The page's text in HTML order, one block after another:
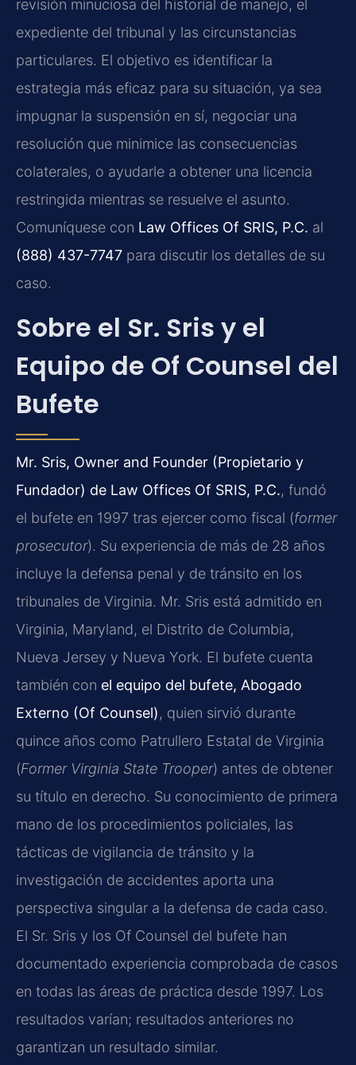
revisión minuciosa del historial de manejo, el
expediente del tribunal y las circunstancias
particulares. El objetivo es identificar la
estrategia más eficaz para su situación, ya sea
impugnar la suspensión en sí, negociar una
resolución que minimice las consecuencias
colaterales, o ayudarle a obtener una licencia
restringida mientras se resuelve el asunto.
Comuníquese con Law Offices Of SRIS, P.C. al
(888) 437-7747 para discutir los detalles de su
caso.
Sobre el Sr. Sris y el
Equipo de Of Counsel del
Bufete
Mr. Sris, Owner and Founder (Propietario y
Fundador) de Law Offices Of SRIS, P.C., fundó
el bufete en 1997 tras ejercer como fiscal (former
prosecutor). Su experiencia de más de 28 años
incluye la defensa penal y de tránsito en los
tribunales de Virginia. Mr. Sris está admitido en
Virginia, Maryland, el Distrito de Columbia,
Nueva Jersey y Nueva York. El bufete cuenta
también con el equipo del bufete, Abogado
Externo (Of Counsel), quien sirvió durante
quince años como Patrullero Estatal de Virginia
(Former Virginia State Trooper) antes de obtener
su título en derecho. Su conocimiento de primera
mano de los procedimientos policiales, las
tácticas de vigilancia de tránsito y la
investigación de accidentes aporta una
perspectiva singular a la defensa de cada caso.
El Sr. Sris y los Of Counsel del bufete han
documentado experiencia comprobada de casos
en todas las áreas de práctica desde 1997. Los
resultados varían; resultados anteriores no
garantizan un resultado similar.